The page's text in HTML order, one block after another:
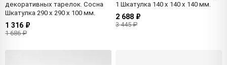
декоративных тарелок. Сосна
Шкатулка 290 x 290 x 100 мм.
1 316 ₽
1 686 ₽
1 Шкатулка 140 x 140 x 140 мм.
2 688 ₽
3 445 ₽